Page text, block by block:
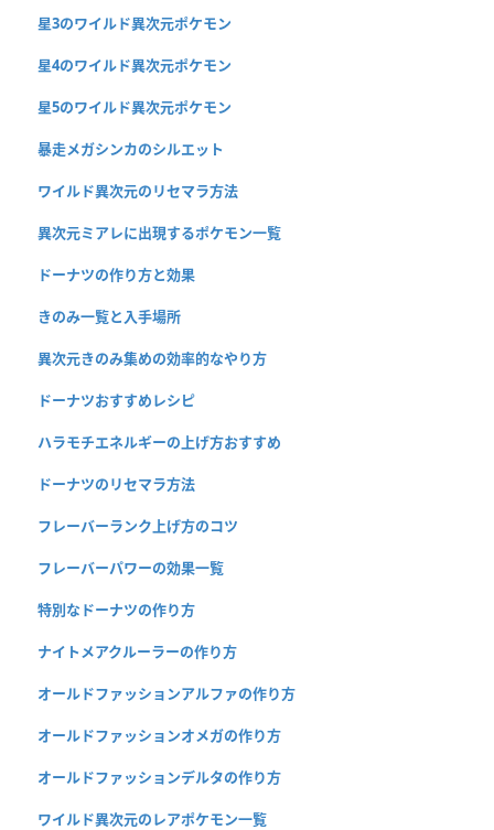
星3のワイルド異次元ポケモン
星4のワイルド異次元ポケモン
星5のワイルド異次元ポケモン
暴走メガシンカのシルエット
ワイルド異次元のリセマラ方法
異次元ミアレに出現するポケモン一覧
ドーナツの作り方と効果
きのみ一覧と入手場所
異次元きのみ集めの効率的なやり方
ドーナツおすすめレシピ
ハラモチエネルギーの上げ方おすすめ
ドーナツのリセマラ方法
フレーバーランク上げ方のコツ
フレーバーパワーの効果一覧
特別なドーナツの作り方
ナイトメアクルーラーの作り方
オールドファッションアルファの作り方
オールドファッションオメガの作り方
オールドファッションデルタの作り方
ワイルド異次元のレアポケモン一覧